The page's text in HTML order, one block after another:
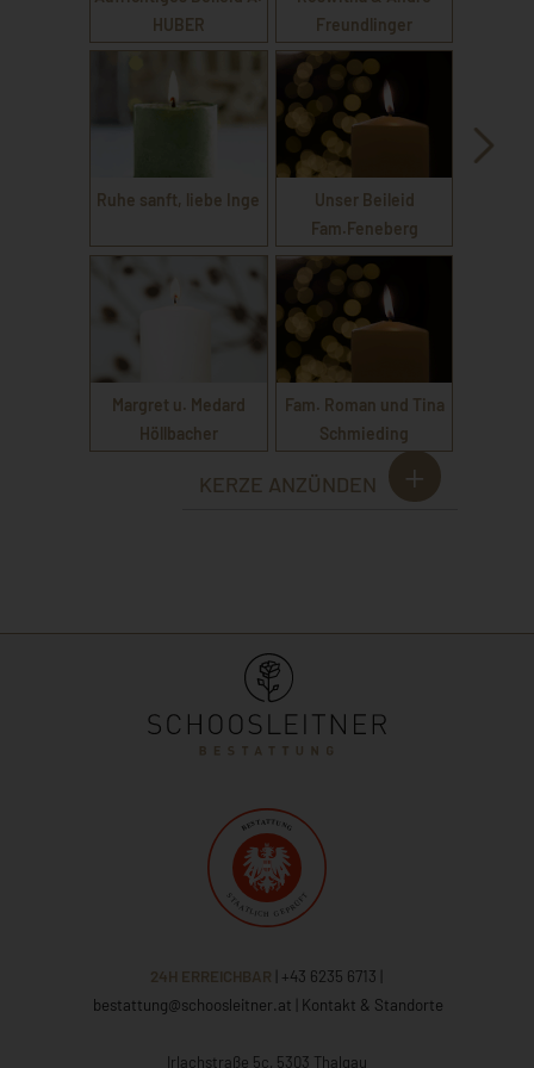
HUBER
Freundlinger
Ruhe sanft, liebe Inge
Unser Beileid
Fam.Feneberg
Margret u. Medard
Höllbacher
Fam. Roman und Tina
Schmieding
KERZE ANZÜNDEN
24H ERREICHBAR | +43 6235 6713
bestattung@schoosleitner.at
Kontakt & Standorte
Irlachstraße 5c, 5303 Thalgau